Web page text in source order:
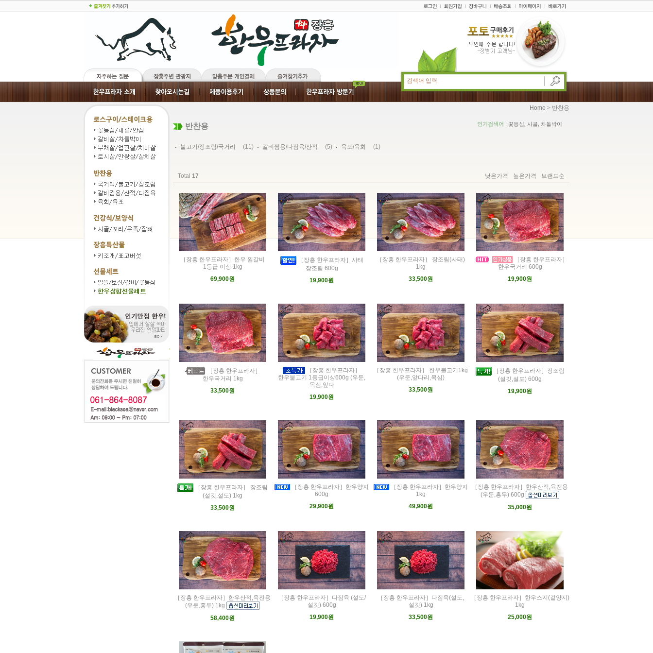
인기검색어 : 꽃등심, 사골, 차돌박이
Home > 반찬용
반찬용
불고기/장조림/국거리 (11) 갈비찜용/다짐육/산적 (5) 육포/육회 (1)
Total 17 낮은가격 높은가격 브랜드순
［장흥 한우프라자］한우 찜갈비
1등급 이상 1kg
69,900원
［장흥 한우프라자］사태
장조림 600g
19,900원
［장흥 한우프라자］ 장조림(사태)
1kg
33,500원
［장흥 한우프라자］
한우국거리 600g
19,900원
［장흥 한우프라자］
한우국거리 1kg
33,500원
［장흥 한우프라자］
한우불고기 1등급이상600g (우둔,
목심,앞다
19,900원
［장흥 한우프라자］ 한우불고기1kg
(우둔,앞다리,목심)
33,500원
［장흥 한우프라자］장조림
(설깃,설도) 600g
19,900원
［장흥 한우프라자］ 장조림
(설깃,설도) 1kg
33,500원
［장흥 한우프라자］한우양지
600g
29,900원
［장흥 한우프라자］한우양지
1kg
49,900원
［장흥 한우프라자］한우산적,육전용
(우둔,홍두) 600g
35,000원
［장흥 한우프라자］한우산적,육전용
(우둔,홍두) 1kg
58,400원
［장흥 한우프라자］다짐육 (설도/
설깃) 600g
19,900원
［장흥 한우프라자］다짐육(설도,
설깃) 1kg
33,500원
［장흥 한우프라자］한우스지(겉양지)
1kg
25,000원